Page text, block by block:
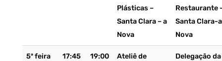
Plásticas –
Santa Clara – a
Nova
Restaurante
Santa Clara-
Nova
5ª feira 17:45 19:00
Ateliê de
Delegação da